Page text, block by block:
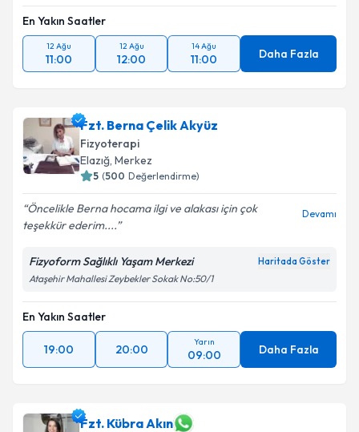
En Yakın Saatler
12 Ağu
11:00
12 Ağu
12:00
14 Ağu
11:00 Daha Fazla
Fzt. Berna Çelik Akyüz
Fizyoterapi
Elazığ, Merkez
5 (500 Değerlendirme)
Öncelikle Berna hocama ilgi ve alakası için çok
teşekkür ederim....
Devamı
Fizyoform Sağlıklı Yaşam Merkezi Haritada Göster
Ataşehir Mahallesi Zeybekler Sokak No:50/1
En Yakın Saatler
19:00 20:00
Yarın
09:00 Daha Fazla
Fzt. Kübra Akın